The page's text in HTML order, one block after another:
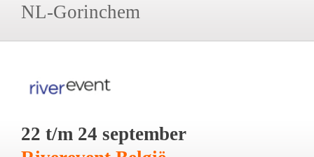
NL-Gorinchem
22 t/m 24 september